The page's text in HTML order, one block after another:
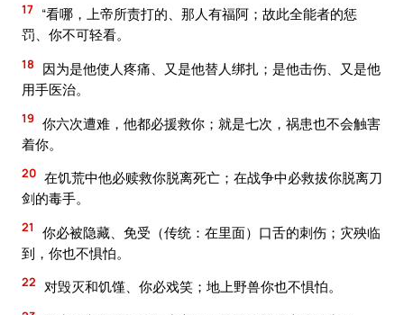
17 “看哪，上帝所责打的、那人有福阿；故此全能者的惩
罚、你不可轻看。
18
因为是他使人疼痛、又是他替人绑扎；是他击伤、又是他
用手医治。
19 你六次遭难，他都必援救你；就是七次，祸患也不会触害
着你。
20 在饥荒中他必赎救你脱离死亡；在战争中必救拔你脱离刀
剑的毒手。
21
你必被隐藏、免受（传统：在里面）口舌的刺伤；灾殃临
到，你也不惧怕。
22 对毁灭和饥馑、你必戏笑；地上野兽你也不惧怕。